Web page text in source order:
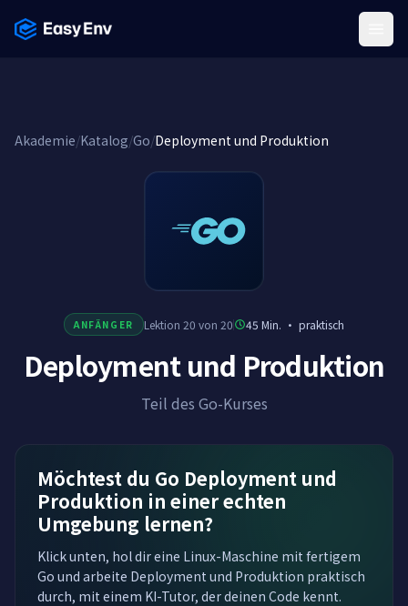
Akademie/Katalog/Go/Deployment und Produktion
ANFÄNGER Lektion 20 von 20 45 Min. · praktisch
Deployment und Produktion
Teil des Go-Kurses
Möchtest du Go Deployment und
Produktion in einer echten
Umgebung lernen?
Klick unten, hol dir eine Linux-Maschine mit fertigem
Go und arbeite Deployment und Produktion praktisch
durch, mit einem KI-Tutor, der deinen Code kennt.